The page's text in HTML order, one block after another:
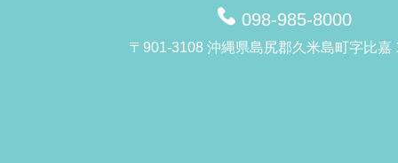
098-985-8000
〒901-3108 沖縄県島尻郡久米島町字比嘉